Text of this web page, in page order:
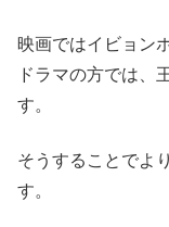
映画ではイビョン
ドラマの方では、
す。
そうすることでよ
す。